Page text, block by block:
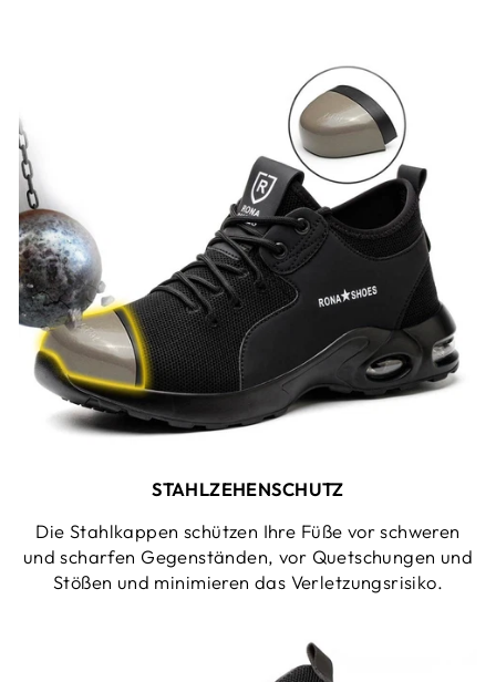
STAHLZEHENSCHUTZ
Die Stahlkappen schützen Ihre Füße vor schweren
und scharfen Gegenständen, vor Quetschungen und
Stößen und minimieren das Verletzungsrisiko.